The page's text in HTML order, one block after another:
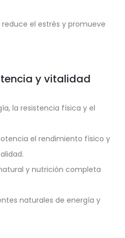
reduce el estrés y promueve
y vitalidad
la resistencia física y el
el rendimiento físico y
y nutrición completa
naturales de energía y